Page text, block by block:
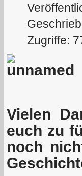
Zugriffe:
Vielen
euch zu
noch